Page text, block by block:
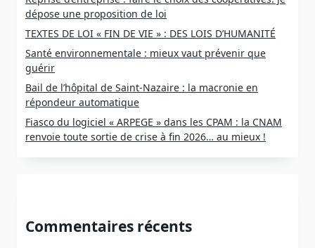
dépose une proposition de loi
TEXTES DE LOI « FIN DE VIE » : DES LOIS D’HUMANITÉ
Santé environnementale : mieux vaut prévenir que
guérir
Bail de l’hôpital de Saint-Nazaire : la macronie en
répondeur automatique
Fiasco du logiciel « ARPEGE » dans les CPAM : la CNAM
renvoie toute sortie de crise à fin 2026… au mieux !
Commentaires récents